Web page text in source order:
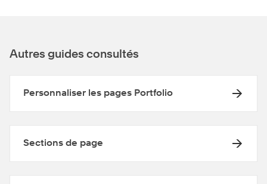
Autres guides consultés
Personnaliser les pages Portfolio
Sections de page